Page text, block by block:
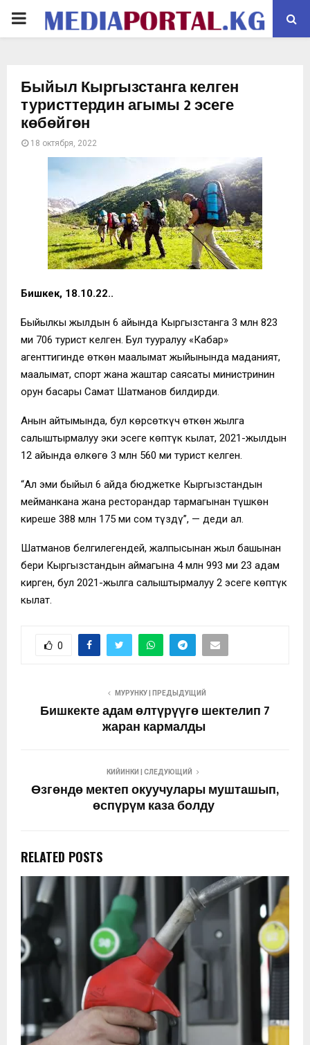
PRIMARY
Быйыл Кыргызстанга келген
туристтердин агымы 2 эсеге
көбөйгөн
18 октября, 2022
Бишкек, 18.10.22..
Быйылкы жылдын 6 айында Кыргызстанга 3 млн 823
миң 706 турист келген. Бул тууралуу «Кабар»
агенттигинде өткөн маалымат жыйынында маданият,
маалымат, спорт жана жаштар саясаты министринин
орун басары Самат Шатманов билдирди.
Анын айтымында, бул көрсөткүч өткөн жылга
салыштырмалуу эки эсеге көптүк кылат, 2021-жылдын
12 айында өлкөгө 3 млн 560 миң турист келген.
“Ал эми быйыл 6 айда бюджетке Кыргызстандын
мейманкана жана ресторандар тармагынан түшкөн
киреше 388 млн 175 миң сом түздү”, — деди ал.
Шатманов белгилегендей, жалпысынан жыл башынан
бери Кыргызстандын аймагына 4 млн 993 миң 23 адам
кирген, бул 2021-жылга салыштырмалуу 2 эсеге көптүк
кылат.
0
МУРУНКУ | ПРЕДЫДУЩИЙ
Бишкекте адам өлтүрүүгө шектелип 7
жаран кармалды
КИЙИНКИ | СЛЕДУЮЩИЙ
Өзгөндө мектеп окуучулары мушташып,
өспүрүм каза болду
RELATED POSTS